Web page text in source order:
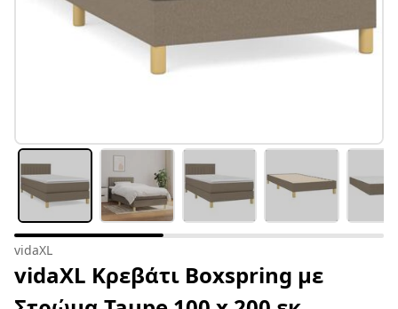
vidaXL
vidaXL Κρεβάτι Boxspring με